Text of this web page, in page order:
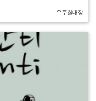
우주칠대장